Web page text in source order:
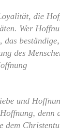
die
Wer
des
und
dem